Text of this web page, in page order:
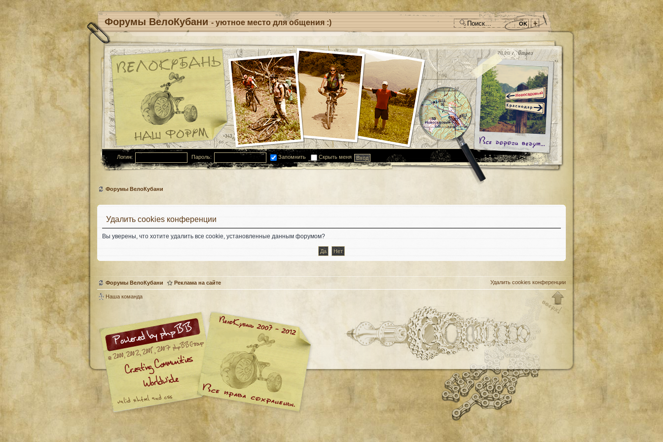
Форумы ВелоКубани - уютное место для общения :)
Логин: Пароль: Запомнить Скрыть меня
Форумы ВелоКубани
Удалить cookies конференции
Вы уверены, что хотите удалить все cookie, установленные данным форумом?
Форумы ВелоКубани Реклама на сайте Удалить cookies конференции
Наша команда